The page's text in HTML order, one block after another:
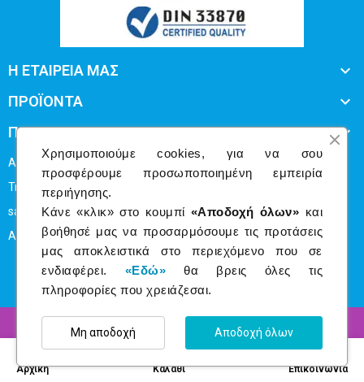
Αρχική Καλάθι Επικοινωνία
Η ΕΤΑΙΡΕΙΑ ΜΑΣ 
ΠΡΟΪΟΝΤΑ 
ΠΛΗΡΟΦΟΡΙΕΣ 
Απ.Παύλου 50 Άγιος Δημήτριος Τ.Κ 173 43
Τηλ: 216 80 93162
sales@business-print.gr
ΑΡ. ΓΕΜΗ: 1393909030
Copyright © 2024 Businessprint - All rights reserved
Χρησιμοποιούμε cookies, για να σου
προσφέρουμε προσωποποιημένη εμπειρία
περιήγησης.
Κάνε «κλικ» στο κουμπί «Αποδοχή όλων» και
βοήθησέ μας να προσαρμόσουμε τις προτάσεις
μας αποκλειστικά στο περιεχόμενο που σε
ενδιαφέρει. «Εδώ» θα βρεις όλες τις
πληροφορίες που χρειάζεσαι.
Αποδοχή όλων
Μη αποδοχή